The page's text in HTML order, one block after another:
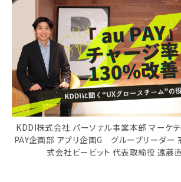
KDDI株式会社 パーソナル事業本部 マーケ
PAY企画部 アプリ企画G グループリーダー
式会社ビービット 代表取締役 遠藤直